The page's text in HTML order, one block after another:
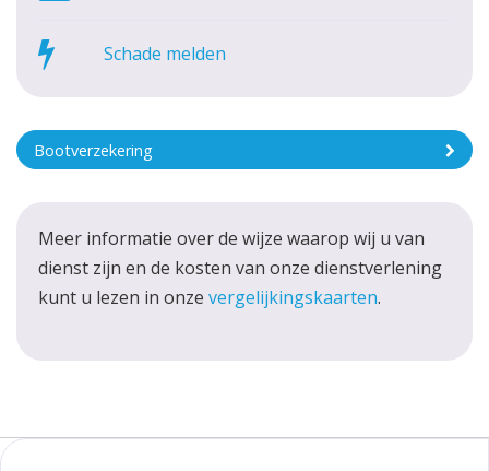
Schade melden
Bootverzekering
Meer informatie over de wijze waarop wij u van
dienst zijn en de kosten van onze dienstverlening
kunt u lezen in onze vergelijkingskaarten.